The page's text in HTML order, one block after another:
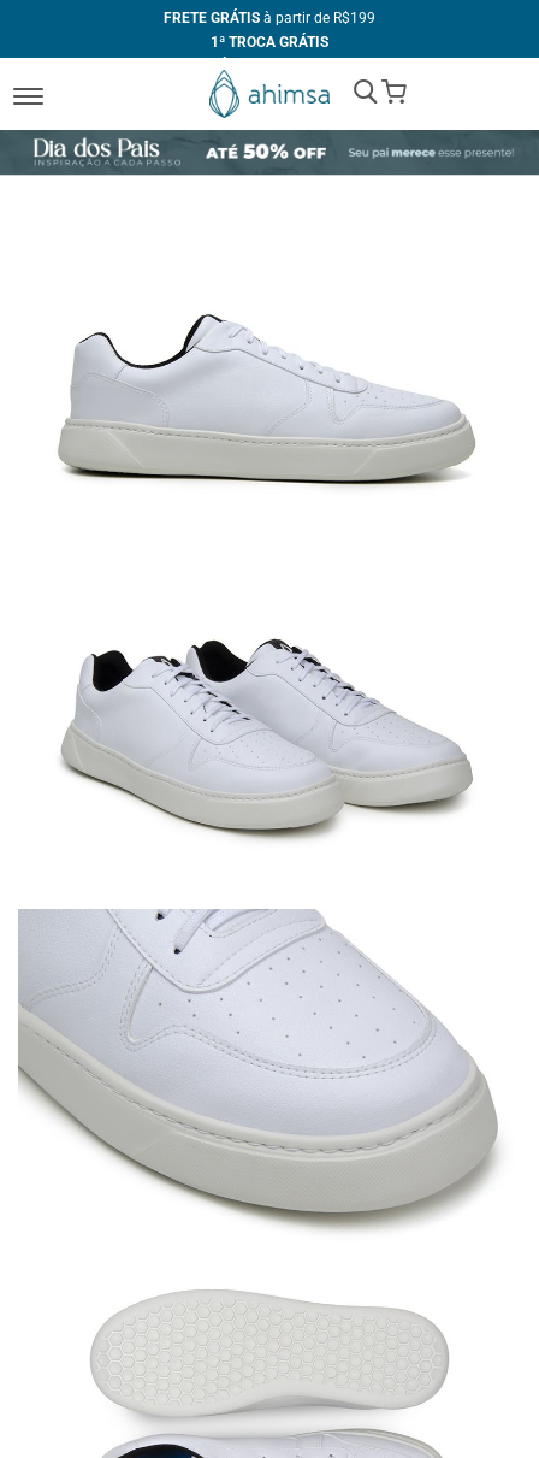
FRETE GRÁTIS à partir de R$199
1ª TROCA GRÁTIS
ATÉ 10X
+10% DE DESCONTOno PIX
FABRICAÇÃO PRÓPRIA
My Cart